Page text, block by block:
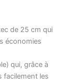
de 25 cm qui
économies
qui, grâce à
facilement les